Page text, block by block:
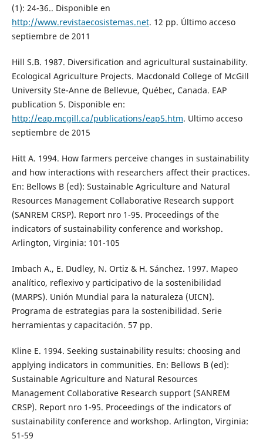
(1): 24-36.. Disponible en
http://www.revistaecosistemas.net. 12 pp. Último acceso
septiembre de 2011
Hill S.B. 1987. Diversification and agricultural sustainability.
Ecological Agriculture Projects. Macdonald College of McGill
University Ste-Anne de Bellevue, Québec, Canada. EAP
publication 5. Disponible en:
http://eap.mcgill.ca/publications/eap5.htm. Ultimo acceso
septiembre de 2015
Hitt A. 1994. How farmers perceive changes in sustainability
and how interactions with researchers affect their practices.
En: Bellows B (ed): Sustainable Agriculture and Natural
Resources Management Collaborative Research support
(SANREM CRSP). Report nro 1-95. Proceedings of the
indicators of sustainability conference and workshop.
Arlington, Virginia: 101-105
Imbach A., E. Dudley, N. Ortiz & H. Sánchez. 1997. Mapeo
analítico, reflexivo y participativo de la sostenibilidad
(MARPS). Unión Mundial para la naturaleza (UICN).
Programa de estrategias para la sostenibilidad. Serie
herramientas y capacitación. 57 pp.
Kline E. 1994. Seeking sustainability results: choosing and
applying indicators in communities. En: Bellows B (ed):
Sustainable Agriculture and Natural Resources
Management Collaborative Research support (SANREM
CRSP). Report nro 1-95. Proceedings of the indicators of
sustainability conference and workshop. Arlington, Virginia:
51-59